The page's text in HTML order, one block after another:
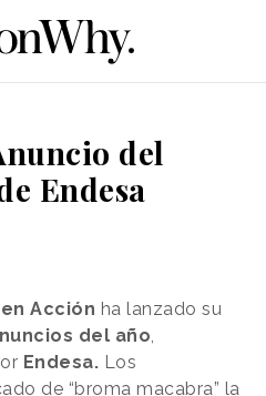
del
Endesa
Acción ha lanzado su
del año
Endesa. Los
de “broma macabra” la